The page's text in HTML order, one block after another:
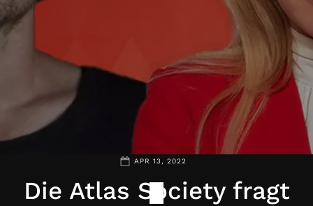
APR 13, 2022
Die Atlas Society fragt